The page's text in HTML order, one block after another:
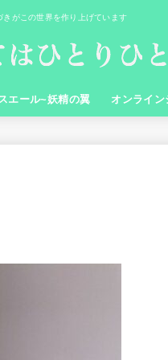
きがこの世界を作り上げています
エール~妖精の翼 オンライン